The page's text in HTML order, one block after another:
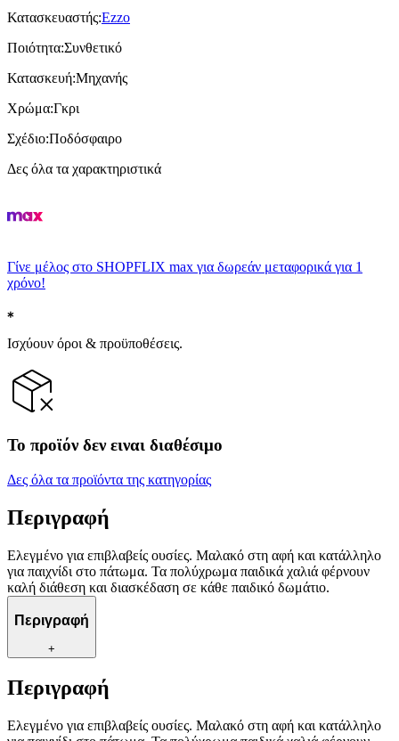
Κατασκευαστής:Ezzo
Ποιότητα:Συνθετικό
Κατασκευή:Μηχανής
Χρώμα:Γκρι
Σχέδιο:Ποδόσφαιρο
Δες όλα τα χαρακτηριστικά
Γίνε μέλος στο SHOPFLIX max για δωρεάν μεταφορικά για 1
χρόνο!
Ισχύουν όροι & προϋποθέσεις.
Το προϊόν δεν ειναι διαθέσιμο
Δες όλα τα προϊόντα της κατηγορίας
Περιγραφή
Ελεγμένο για επιβλαβείς ουσίες. Μαλακό στη αφή και κατάλληλο
για παιχνίδι στο πάτωμα. Τα πολύχρωμα παιδικά χαλιά φέρνουν
καλή διάθεση και διασκέδαση σε κάθε παιδικό δωμάτιο.
Περιγραφή
+
Περιγραφή
Ελεγμένο για επιβλαβείς ουσίες. Μαλακό στη αφή και κατάλληλο